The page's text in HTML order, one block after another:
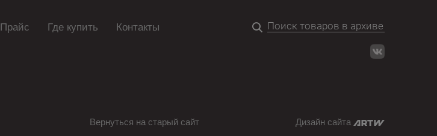
Прайс Где купить Контакты
Вернуться на старый сайт Дизайн сайта